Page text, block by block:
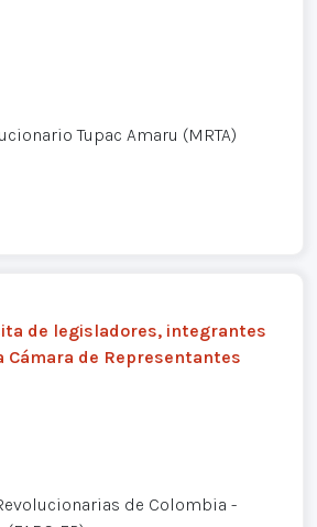
Tupac Amaru (MRTA)
de legisladores, integrantes
Cámara de Representantes
de Colombia -